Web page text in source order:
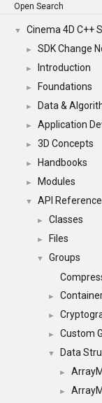
Open Search
▼ Cinema 4D C++
► SDK Change
► Introduction
► Foundations
► Data &
► Application
► 3D Concepts
► Handbooks
► Modules
▼ API Reference
► Classes
► Files
▼
Groups
►
►
► Custom
▼ Data
►
►